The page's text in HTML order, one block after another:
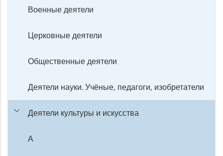
Военные деятели
Церковные деятели
Общественные деятели
Деятели науки. Учёные, педагоги, изобретатели
Деятели культуры и искусства
А